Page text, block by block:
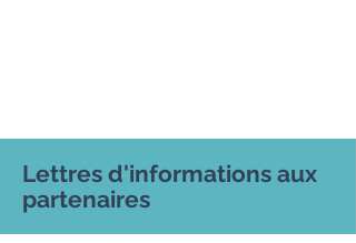
Lettres d'informations aux
partenaires